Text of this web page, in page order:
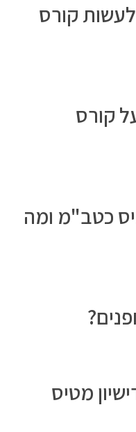
קורס
קורס
כטב"מ ומה
מטיס